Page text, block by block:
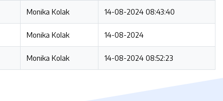
Monika Kolak 14-08-2024 08:43:40
Monika Kolak 14-08-2024
Monika Kolak 14-08-2024 08:52:23